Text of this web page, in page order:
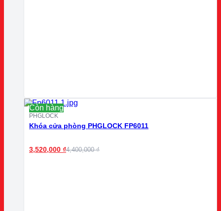
Còn hàng
PHGLOCK
Khóa cửa phòng PHGLOCK FP6011
3,520,000 ₫4,400,000₫